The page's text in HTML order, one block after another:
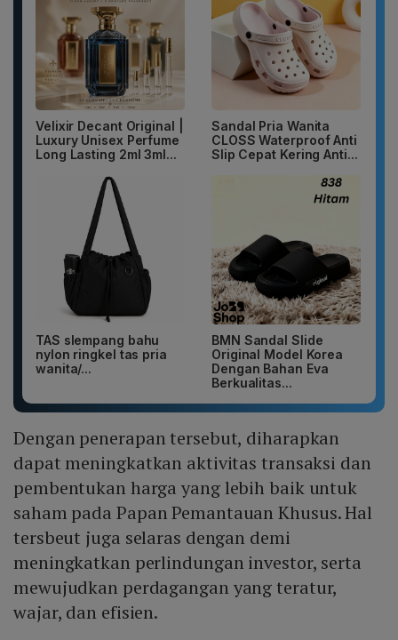
Velixir Decant Original |
Luxury Unisex Perfume
Long Lasting 2ml 3ml...
Sandal Pria Wanita
CLOSS Waterproof Anti
Slip Cepat Kering Anti...
TAS slempang bahu
nylon ringkel tas pria
wanita/...
BMN Sandal Slide
Original Model Korea
Dengan Bahan Eva
Berkualitas...
Dengan penerapan tersebut, diharapkan
dapat meningkatkan aktivitas transaksi dan
pembentukan harga yang lebih baik untuk
saham pada Papan Pemantauan Khusus. Hal
tersbeut juga selaras dengan demi
meningkatkan perlindungan investor, serta
mewujudkan perdagangan yang teratur,
wajar, dan efisien.